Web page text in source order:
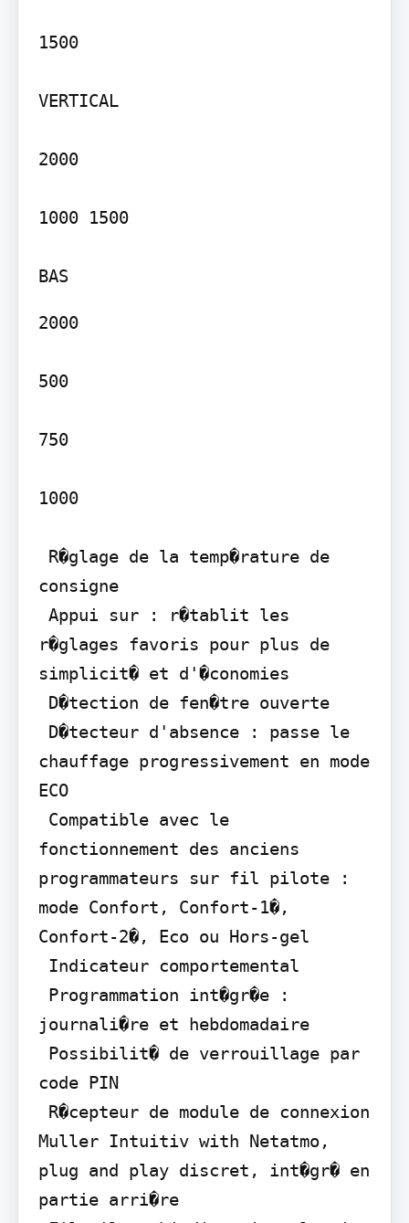
1500
VERTICAL
2000
1000 1500
BAS
2000
500
750
1000
consigne
r�glages favoris pour plus de
simplicit� et d'�conomies
chauffage progressivement en mode
ECO
fonctionnement des anciens
programmateurs sur fil pilote :
mode Confort, Confort-1�,
Confort-2�, Eco ou Hors-gel
journali�re et hebdomadaire
code PIN
Muller Intuitiv with Netatmo,
plug and play discret, int�gr� en
partie arri�re